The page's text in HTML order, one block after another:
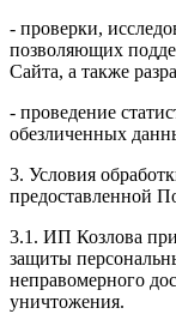
- проверки,
позволяющих
Сайта, а также
- проведение
обезличенных
3. Условия
предоставленной
3.1. ИП Козлова
защиты
неправомерного
уничтожения.